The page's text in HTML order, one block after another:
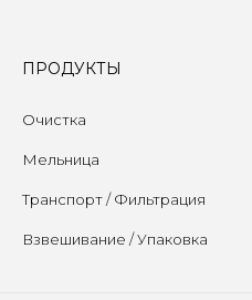
ПРОДУКТЫ
Очистка
Мельница
Транспорт / Фильтрация
Взвешивание / Упаковка